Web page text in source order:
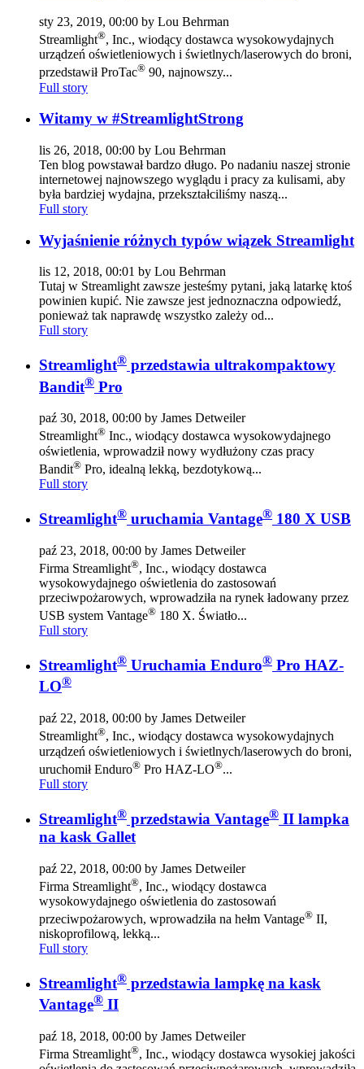
sty 23, 2019, 00:00 by Lou Behrman
Streamlight®, Inc., wiodący dostawca wysokowydajnych
urządzeń oświetleniowych i świetlnych/laserowych do broni,
przedstawił ProTac® 90, najnowszy...
Full story
Witamy w #StreamlightStrong
lis 26, 2018, 00:00 by Lou Behrman
Ten blog powstawał bardzo długo. Po nadaniu naszej stronie
internetowej najnowszego wyglądu i pracy za kulisami, aby
była bardziej wydajna, przekształciliśmy naszą...
Full story
Wyjaśnienie różnych typów wiązek Streamlight
lis 12, 2018, 00:01 by Lou Behrman
Tutaj w Streamlight zawsze jesteśmy pytani, jaką latarkę ktoś
powinien kupić. Nie zawsze jest jednoznaczna odpowiedź,
ponieważ tak naprawdę wszystko zależy od...
Full story
Streamlight® przedstawia ultrakompaktowy
Bandit® Pro
paź 30, 2018, 00:00 by James Detweiler
Streamlight® Inc., wiodący dostawca wysokowydajnego
oświetlenia, wprowadził nowy wydłużony czas pracy
Bandit® Pro, idealną lekką, bezdotykową...
Full story
Streamlight® uruchamia Vantage® 180 X USB
paź 23, 2018, 00:00 by James Detweiler
Firma Streamlight®, Inc., wiodący dostawca
wysokowydajnego oświetlenia do zastosowań
przeciwpożarowych, wprowadziła na rynek ładowany przez
USB system Vantage® 180 X. Światło...
Full story
Streamlight® Uruchamia Enduro® Pro HAZ-
LO®
paź 22, 2018, 00:00 by James Detweiler
Streamlight®, Inc., wiodący dostawca wysokowydajnych
urządzeń oświetleniowych i świetlnych/laserowych do broni,
uruchomił Enduro® Pro HAZ-LO®...
Full story
Streamlight® przedstawia Vantage® II lampka
na kask Gallet
paź 22, 2018, 00:00 by James Detweiler
Firma Streamlight®, Inc., wiodący dostawca
wysokowydajnego oświetlenia do zastosowań
przeciwpożarowych, wprowadziła na hełm Vantage® II,
niskoprofilową, lekką...
Full story
Streamlight® przedstawia lampkę na kask
Vantage® II
paź 18, 2018, 00:00 by James Detweiler
Firma Streamlight®, Inc., wiodący dostawca wysokiej jakości